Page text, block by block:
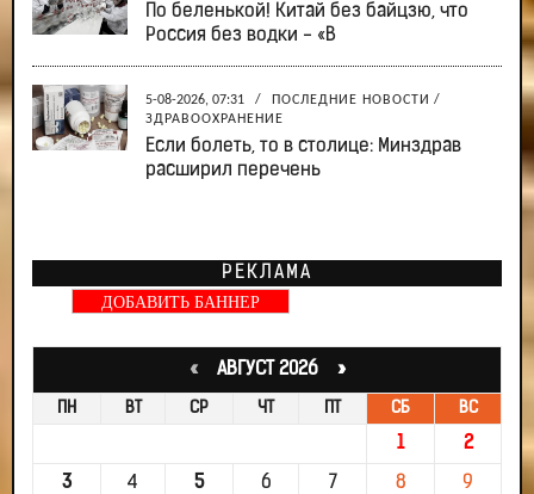
По беленькой! Китай без байцзю, что
Россия без водки - «В
5-08-2026, 07:31 / ПОСЛЕДНИЕ НОВОСТИ /
ЗДРАВООХРАНЕНИЕ
Если болеть, то в столице: Минздрав
расширил перечень
РЕКЛАМА
ДОБАВИТЬ БАННЕР
«АВГУСТ 2026 »
ПН ВТ СР ЧТ ПТ СБ ВС
1 2
3 4 5 6 7 8 9